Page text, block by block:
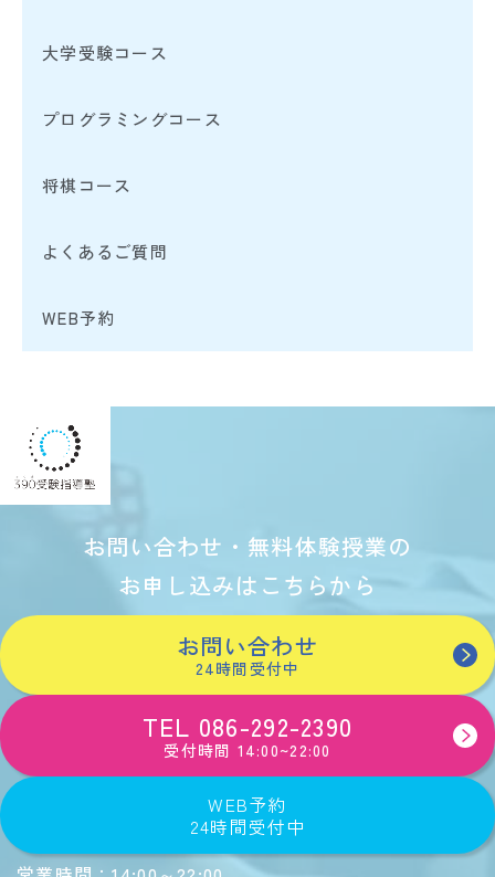
大学受験コース
プログラミングコース
将棋コース
よくあるご質問
WEB予約
お問い合わせ・無料体験授業の
お申し込みはこちらから
お問い合わせ
24時間受付中
TEL 086-292-2390
受付時間 14:00~22:00
WEB予約
24時間受付中